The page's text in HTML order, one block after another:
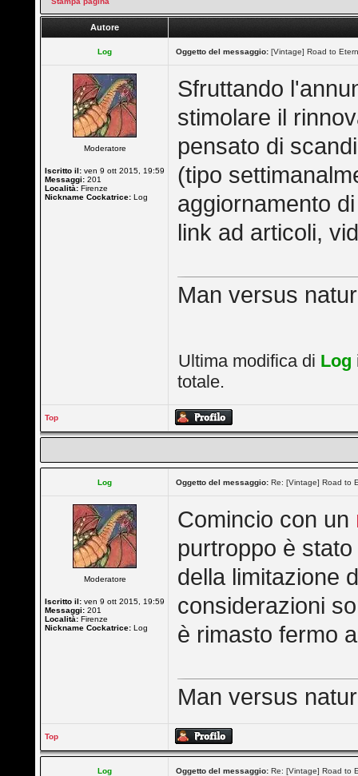
Autore
Log Oggetto del messaggio: [Vintage] Road to
Moderatore
Iscritto il: ven 9 ott 2015, 19:59
Messaggi: 201
Località: Firenze
Nickname Cockatrice: Log
Sfruttando
stimolare il
pensato di
(tipo
aggiornamento
link ad articoli,
Man versus
Ultima modifica di Log
totale.
Top
Log Oggetto del messaggio: Re: [Vintage] Road to
Moderatore
Iscritto il: ven 9 ott 2015, 19:59
Messaggi: 201
Località: Firenze
Nickname Cockatrice: Log
Comincio con un
purtroppo è
della limitazione
considerazioni
è rimasto fermo
Man versus
Top
Log Oggetto del messaggio: Re: [Vintage] Road to